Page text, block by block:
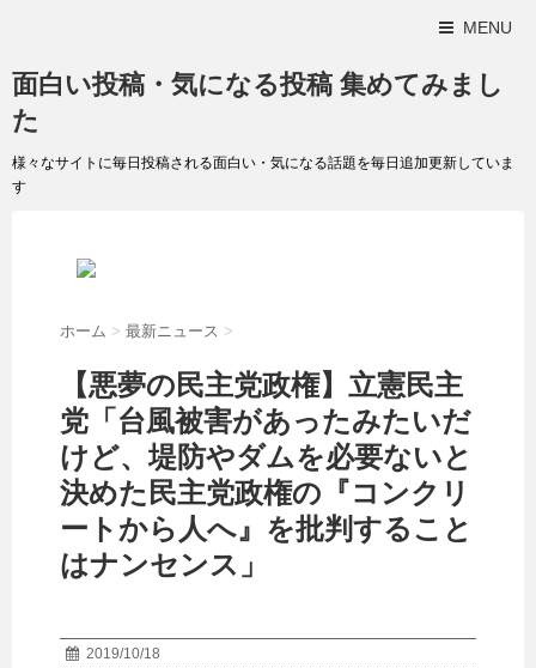
MENU
面白い投稿・気になる投稿 集めてみまし
た
様々なサイトに毎日投稿される面白い・気になる話題を毎日追加更新していま
す
ホーム > 最新ニュース >
【悪夢の民主党政権】立憲民主
党「台風被害があったみたいだ
けど、堤防やダムを必要ないと
決めた民主党政権の『コンクリ
ートから人へ』を批判すること
はナンセンス」
2019/10/18